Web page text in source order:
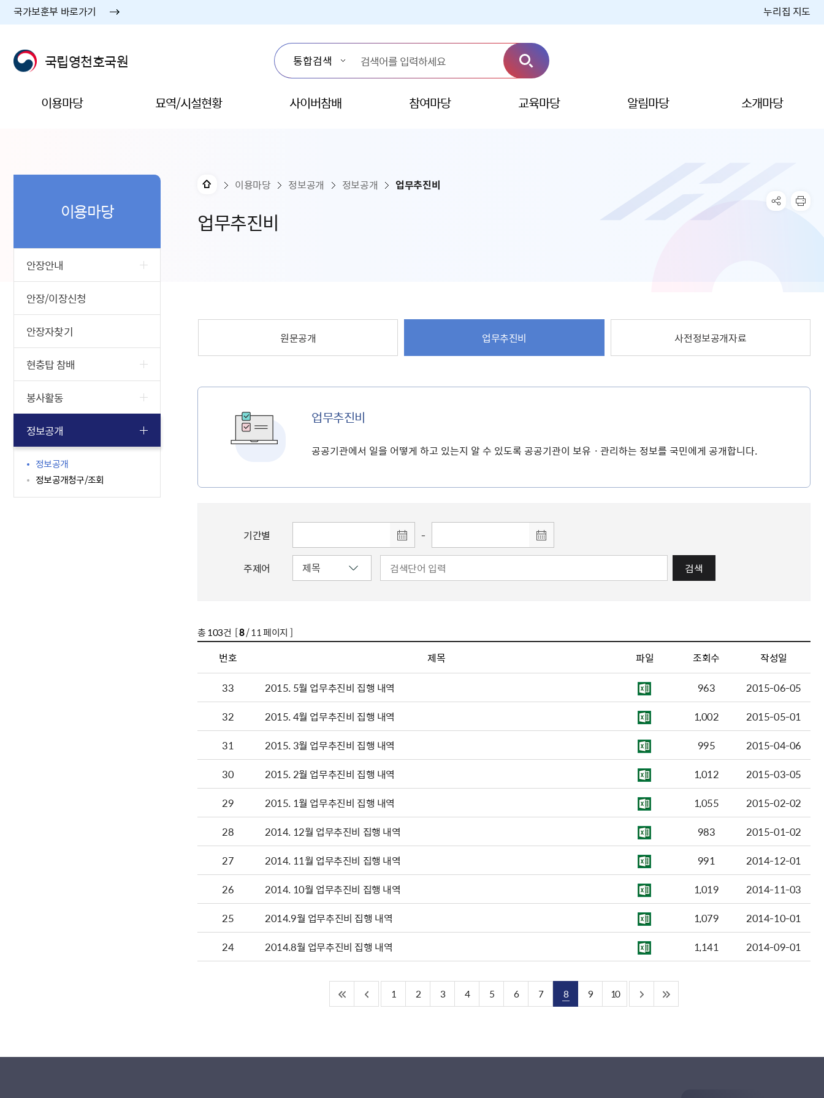
국가보훈부 바로가기 누리집 지도
국립영천호국원
이용마당 묘역/시설현황 사이버참배 참여마당 교육마당 알림마당 소개마당
업무추진비
이용마당 정보공개 정보공개 업무추진비
이용마당
안장안내
안장/이장신청
안장자찾기
현충탑 참배
봉사활동
정보공개
정보공개
정보공개청구/조회
원문공개 업무추진비 사전정보공개자료
업무추진비
공공기관에서 일을 어떻게 하고 있는지 알 수 있도록 공공기관이 보유ㆍ관리하는 정보를 국민에게 공개합니다.
기간별 -
주제어 검색
총103건 [8/ 11 페이지 ]
번호 제목 파일 조회수 작성일
33 2015. 5월 업무추진비 집행 내역 963
2015-06-05
32
2015. 4월 업무추진비 집행 내역 1,002
2015-05-01
31
2015. 3월 업무추진비 집행 내역 995
2015-04-06
30
2015. 2월 업무추진비 집행 내역 1,012
2015-03-05
29
2015. 1월 업무추진비 집행 내역 1,055
2015-02-02
28
2014. 12월 업무추진비 집행 내역 983
2015-01-02
27
2014. 11월 업무추진비 집행 내역 991
2014-12-01
26
2014. 10월 업무추진비 집행 내역 1,019
2014-11-03
25
2014.9월 업무추진비 집행 내역 1,079
2014-10-01
24
2014.8월 업무추진비 집행 내역 1,141 2014-09-01
1 2 3 4 5 6 7 8 9 10